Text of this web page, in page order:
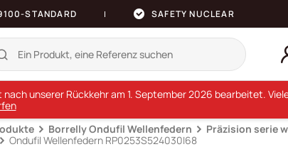
STANDARD SAFETY NUCLEAR
Borrelly Ondufil Wellenfedern
Präzision serie
Ondufil Wellenfedern RP0253S524030I68
unserer Rückkehr am 1. September 2026 bearbeitet.